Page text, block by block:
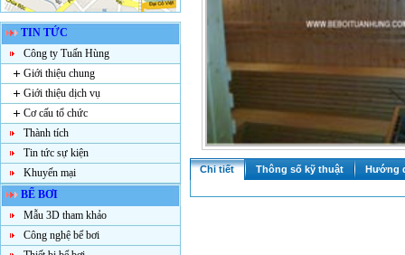
TIN TỨC
Công ty Tuấn Hùng
Giới thiệu chung
Giới thiệu dịch vụ
Cơ cấu tổ chức
Thành tích
Tin tức sự kiện
Khuyến mại
BỂ BƠI
Mẫu 3D tham khảo
Công nghệ bể bơi
Chi tiết Thông số kỹ thuật Hướng